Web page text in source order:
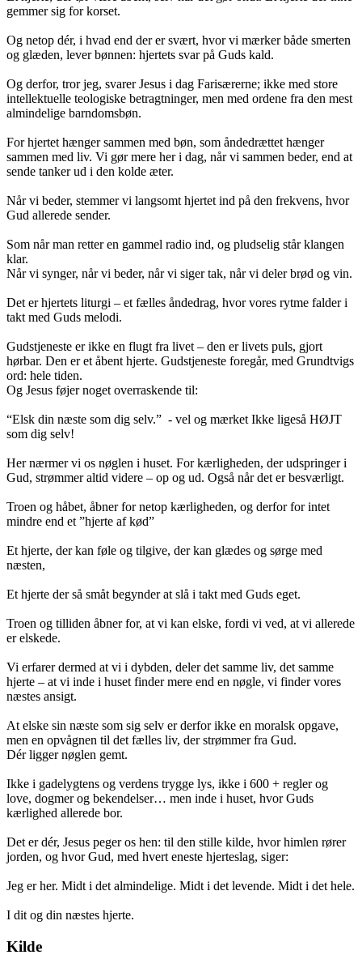
gemmer sig for korset.
Og netop dér, i hvad end der er svært, hvor vi mærker både smerten
og glæden, lever bønnen: hjertets svar på Guds kald.
Og derfor, tror jeg, svarer Jesus i dag Farisærerne; ikke med store
intellektuelle teologiske betragtninger, men med ordene fra den mest
almindelige barndomsbøn.
For hjertet hænger sammen med bøn, som åndedrættet hænger
sammen med liv. Vi gør mere her i dag, når vi sammen beder, end at
sende tanker ud i den kolde æter.
Når vi beder, stemmer vi langsomt hjertet ind på den frekvens, hvor
Gud allerede sender.
Som når man retter en gammel radio ind, og pludselig står klangen
klar.
Når vi synger, når vi beder, når vi siger tak, når vi deler brød og vin.
Det er hjertets liturgi – et fælles åndedrag, hvor vores rytme falder i
takt med Guds melodi.
Gudstjeneste er ikke en flugt fra livet – den er livets puls, gjort
hørbar. Den er et åbent hjerte. Gudstjeneste foregår, med Grundtvigs
ord: hele tiden.
Og Jesus føjer noget overraskende til:
“Elsk din næste som dig selv.” - vel og mærket Ikke ligeså HØJT
som dig selv!
Her nærmer vi os nøglen i huset. For kærligheden, der udspringer i
Gud, strømmer altid videre – op og ud. Også når det er besværligt.
Troen og håbet, åbner for netop kærligheden, og derfor for intet
mindre end et ”hjerte af kød”
Et hjerte, der kan føle og tilgive, der kan glædes og sørge med
næsten,
Et hjerte der så småt begynder at slå i takt med Guds eget.
Troen og tilliden åbner for, at vi kan elske, fordi vi ved, at vi allerede
er elskede.
Vi erfarer dermed at vi i dybden, deler det samme liv, det samme
hjerte – at vi inde i huset finder mere end en nøgle, vi finder vores
næstes ansigt.
At elske sin næste som sig selv er derfor ikke en moralsk opgave,
men en opvågnen til det fælles liv, der strømmer fra Gud.
Dér ligger nøglen gemt.
Ikke i gadelygtens og verdens trygge lys, ikke i 600 + regler og
love, dogmer og bekendelser… men inde i huset, hvor Guds
kærlighed allerede bor.
Det er dér, Jesus peger os hen: til den stille kilde, hvor himlen rører
jorden, og hvor Gud, med hvert eneste hjerteslag, siger:
Jeg er her. Midt i det almindelige. Midt i det levende. Midt i det hele.
I dit og din næstes hjerte.
Kilde